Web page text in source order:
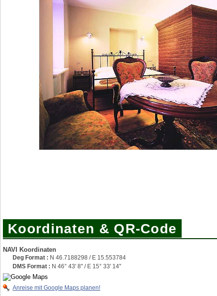
Koordinaten & QR-Code
NAVI Koordinaten
Deg Format : N 46.7188298 / E 15.553784
DMS Format : N 46° 43' 8'' / E 15° 33' 14''
Anreise mit Google Maps planen!